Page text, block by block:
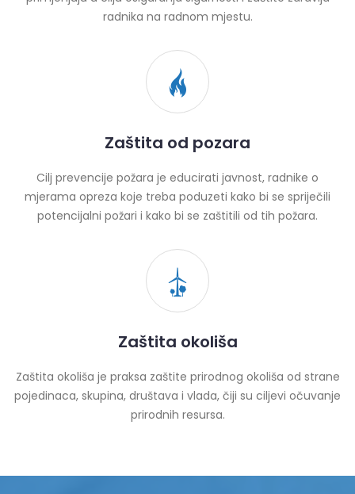
radnika na radnom mjestu.
Zaštita od pozara
Cilj prevencije požara je educirati javnost, radnike o
mjerama opreza koje treba poduzeti kako bi se spriječili
potencijalni požari i kako bi se zaštitili od tih požara.
Zaštita okoliša
Zaštita okoliša je praksa zaštite prirodnog okoliša od strane
pojedinaca, skupina, društava i vlada, čiji su ciljevi očuvanje
prirodnih resursa.